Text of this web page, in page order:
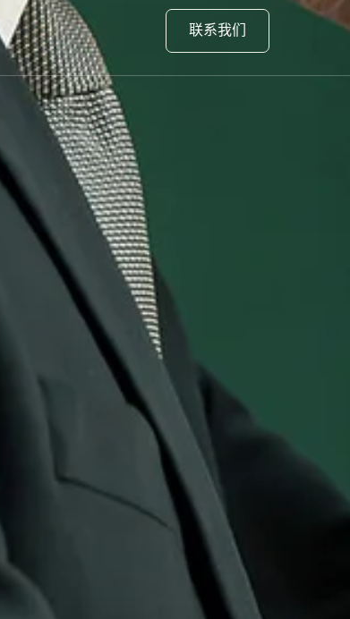
联系我们